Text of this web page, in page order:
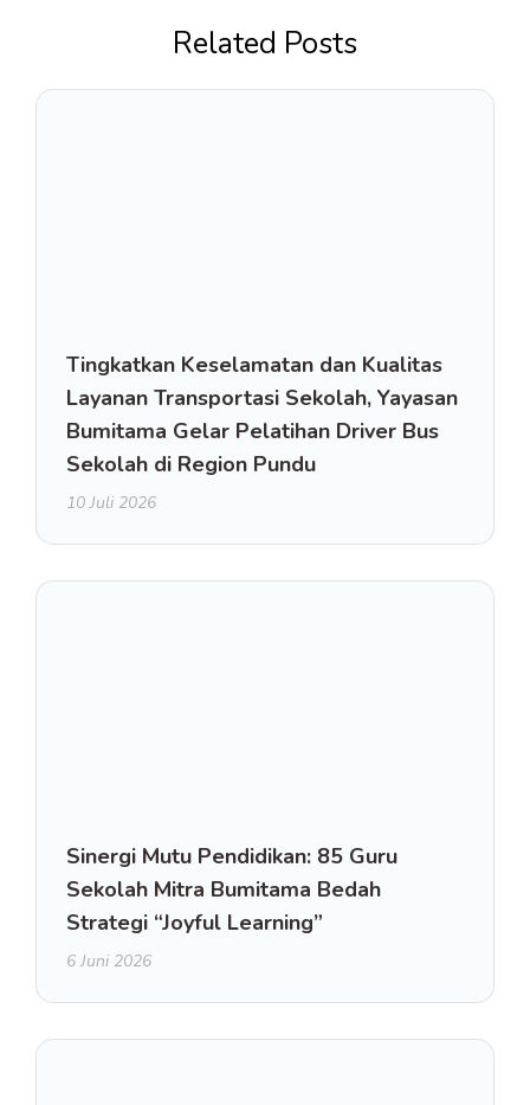
Related Posts
Tingkatkan Keselamatan dan Kualitas
Layanan Transportasi Sekolah, Yayasan
Bumitama Gelar Pelatihan Driver Bus
Sekolah di Region Pundu
10 Juli 2026
Sinergi Mutu Pendidikan: 85 Guru
Sekolah Mitra Bumitama Bedah
Strategi “Joyful Learning”
6 Juni 2026